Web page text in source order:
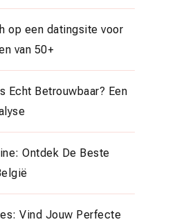
op een datingsite voor
van 50+
Echt Betrouwbaar? Een
Ontdek De Beste
Vind Jouw Perfecte